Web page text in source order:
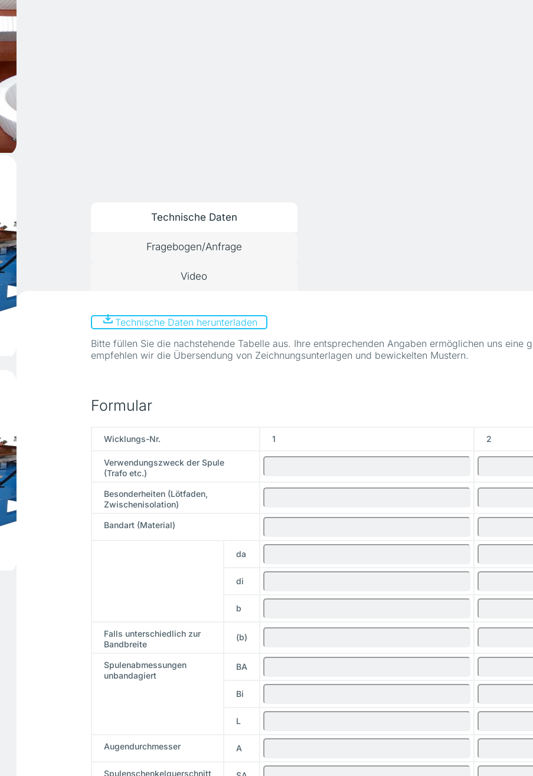
Technische Daten
Fragebogen/Anfrage
Video
Technische Daten herunterladen
Bitte füllen Sie die nachstehende Tabelle aus. Ihre entsprechenden Angaben ermöglichen uns
empfehlen wir die Übersendung von Zeichnungsunterlagen und bewickelten Mustern.
Formular
Wicklungs-Nr. 1 2
Verwendungszweck der Spule
(Trafo etc.)
Besonderheiten (Lötfaden,
Zwischenisolation)
Bandart (Material)
da
di
b
Falls unterschiedlich zur
Bandbreite
(b)
Spulenabmessungen
unbandagiert
BA
Bi
L
Augendurchmesser A
Spulenschenkelquerschnitt